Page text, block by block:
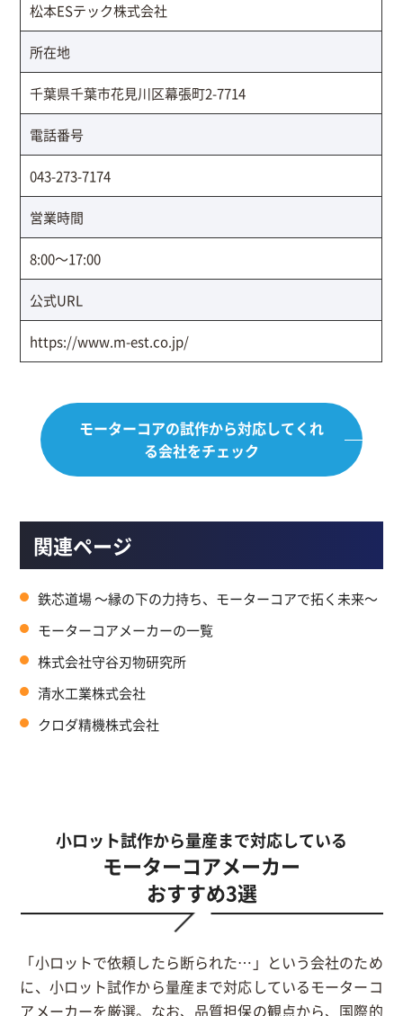
松本ESテック株式会社
所在地
千葉県千葉市花見川区幕張町2-7714
電話番号
043-273-7174
営業時間
8:00～17:00
公式URL
https://www.m-est.co.jp/
モーターコアの試作から対応してくれ
る会社をチェック
関連ページ
鉄芯道場 ～縁の下の力持ち、モーターコアで拓く未来～
モーターコアメーカーの一覧
株式会社守谷刃物研究所
清水工業株式会社
クロダ精機株式会社
小ロット試作から量産まで対応している
モーターコアメーカー
おすすめ3選
「小ロットで依頼したら断られた…」という会社のため
に、小ロット試作から量産まで対応しているモーターコ
アメーカーを厳選。なお、品質担保の観点から、国際的